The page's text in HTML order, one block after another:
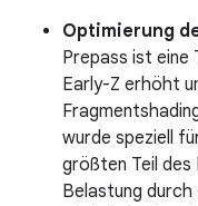
Optimierung
Prepass ist eine
Early-Z erhöht
wurde speziell
größten Teil des
Belastung